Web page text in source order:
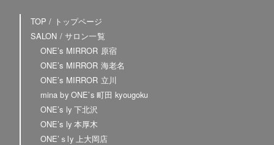
TOP / トップページ
SALON / サロン一覧
ONE’s MIRROR 原宿
ONE’s MIRROR 海老名
ONE’s MIRROR 立川
mina by ONE’s 町田 kyougoku
ONE’s ly 下北沢
ONE’s ly 本厚木
ONE’ｓly 上大岡店